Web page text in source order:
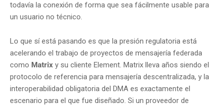
todavía la conexión de forma que sea fácilmente usable para
un usuario no técnico.
Lo que sí está pasando es que la presión regulatoria está
acelerando el trabajo de proyectos de mensajería federada
como Matrix y su cliente Element. Matrix lleva años siendo el
protocolo de referencia para mensajería descentralizada, y la
interoperabilidad obligatoria del DMA es exactamente el
escenario para el que fue diseñado. Si un proveedor de